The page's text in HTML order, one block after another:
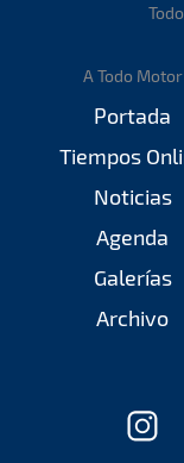
A Todo Motor
Portada
Tiempos
Noticias
Agenda
Galerías
Archivo